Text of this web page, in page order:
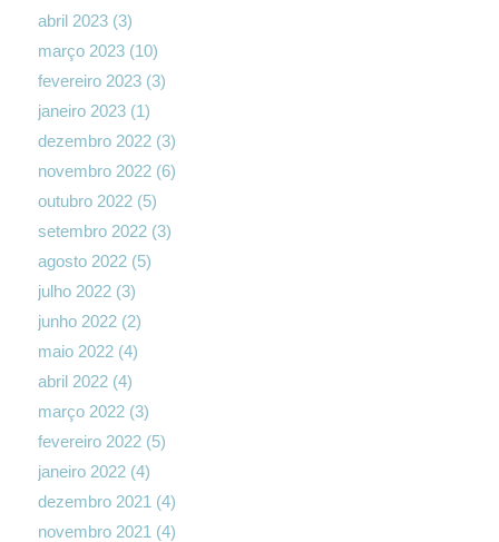
abril 2023(3)
março 2023(10)
fevereiro 2023(3)
janeiro 2023(1)
dezembro 2022(3)
novembro 2022(6)
outubro 2022(5)
setembro 2022(3)
agosto 2022(5)
julho 2022(3)
junho 2022(2)
maio 2022(4)
abril 2022(4)
março 2022(3)
fevereiro 2022(5)
janeiro 2022(4)
dezembro 2021 (4)
novembro 2021 (4)